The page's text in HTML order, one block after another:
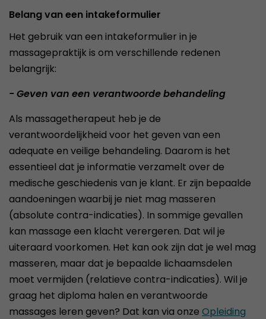
Belang van een intakeformulier
Het gebruik van een intakeformulier in je
massagepraktijk is om verschillende redenen
belangrijk:
- Geven van een verantwoorde behandeling
Als massagetherapeut heb je de
verantwoordelijkheid voor het geven van een
adequate en veilige behandeling. Daarom is het
essentieel dat je informatie verzamelt over de
medische geschiedenis van je klant. Er zijn bepaalde
aandoeningen waarbij je niet mag masseren
(absolute contra-indicaties). In sommige gevallen
kan massage een klacht verergeren. Dat wil je
uiteraard voorkomen. Het kan ook zijn dat je wel mag
masseren, maar dat je bepaalde lichaamsdelen
moet vermijden (relatieve contra-indicaties). Wil je
graag het diploma halen en verantwoorde
massages leren geven? Dat kan via onze Opleiding